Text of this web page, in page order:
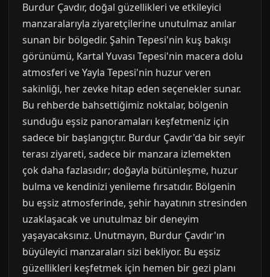
Burdur Çavdır, doğal güzellikleri ve etkileyici
manzaralarıyla ziyaretçilerine unutulmaz anılar
sunan bir bölgedir. Şahin Tepesi'nin kuş bakışı
görünümü, Kartal Yuvası Tepesi'nin macera dolu
atmosferi ve Yayla Tepesi'nin huzur veren
sakinliği, her zevke hitap eden seçenekler sunar.
Bu rehberde bahsettiğimiz noktalar, bölgenin
sunduğu eşsiz panoramaları keşfetmeniz için
sadece bir başlangıçtır. Burdur Çavdır'da bir seyir
terası ziyareti, sadece bir manzara izlemekten
çok daha fazlasıdır; doğayla bütünleşme, huzur
bulma ve kendinizi yenileme fırsatıdır. Bölgenin
bu eşsiz atmosferinde, şehir hayatının stresinden
uzaklaşacak ve unutulmaz bir deneyim
yaşayacaksınız. Unutmayın, Burdur Çavdır'ın
büyüleyici manzaraları sizi bekliyor. Bu eşsiz
güzellikleri keşfetmek için hemen bir gezi planı